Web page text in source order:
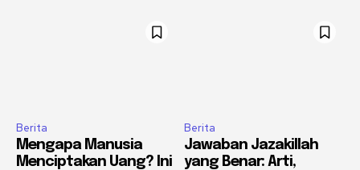
Berita
Mengapa Manusia
Menciptakan Uang? Ini
Berita
Jawaban Jazakillah
yang Benar: Arti,